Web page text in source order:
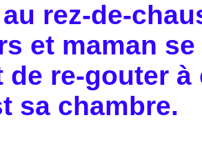
rez-de-
et maman
de re-gouter
sa chambre.